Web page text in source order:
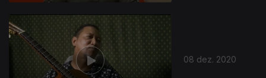
08 dez. 2020